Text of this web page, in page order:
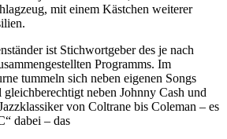
mit einem Kästchen weiterer
ist Stichwortgeber des je nach
Programms. Im
tummeln sich neben eigenen Songs
neben Johnny Cash und
von Coltrane bis Coleman – es
dabei – das